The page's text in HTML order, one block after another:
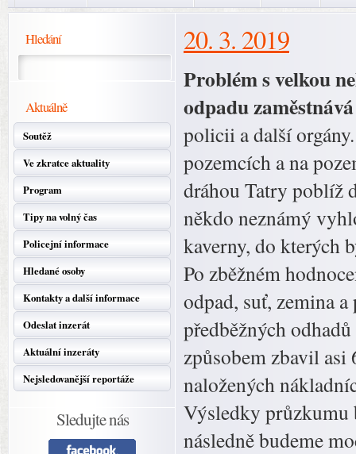
Hledání
Aktuálně
Soutěž
Ve zkratce aktuality
Program
Tipy na volný čas
Policejní informace
Hledané osoby
Kontakty a další informace
Odeslat inzerát
Aktuální inzeráty
Nejsledovanější reportáže
Sledujte nás
20. 3. 2019
Problém s velkou
odpadu
policii a další
pozemcích a na
dráhou Tatry poblíž
někdo neznámý
kaverny, do kterých
Po zběžném
odpad, suť, zemina
předběžných
způsobem zbavil asi
naložených
Výsledky průzkumu
následně budeme